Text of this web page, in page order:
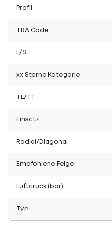
Profil
TRA Code
L/S
xx Sterne Kategorie
TL/TT
Einsatz
Radial/Diagonal
Empfohlene Felge
Luftdruck (bar)
Typ